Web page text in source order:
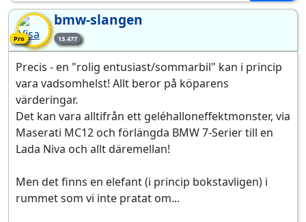
ProPro-medlem13.477
bmw-slangen
Precis - en "rolig entusiast/sommarbil" kan i princip
vara vadsomhelst! Allt beror på köparens
värderingar.
Det kan vara alltifrån ett geléhalloneffektmonster, via
Maserati MC12 och förlängda BMW 7-Serier till en
Lada Niva och allt däremellan!
Men det finns en elefant (i princip bokstavligen) i
rummet som vi inte pratat om...